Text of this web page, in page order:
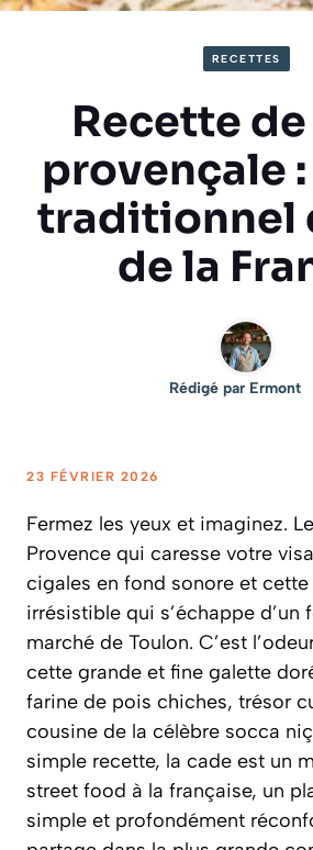
RECETTES
Recette
provençale
traditionnel
de la
Rédigé par Ermont
23 FÉVRIER 2026
Fermez les yeux et imaginez.
Provence qui caresse votre
cigales en fond sonore et
irrésistible qui s’échappe d’un
marché de Toulon. C’est
cette grande et fine galette
farine de pois chiches, trésor
cousine de la célèbre socca
simple recette, la cade est un
street food à la française, un
simple et profondément